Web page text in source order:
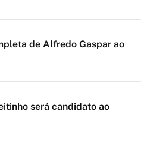
de Alfredo Gaspar ao
será candidato ao